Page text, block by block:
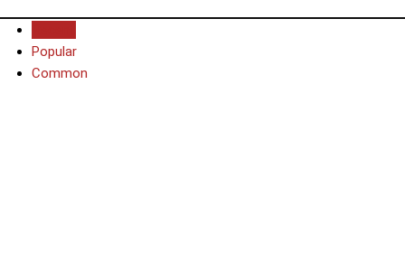
Popular
Common